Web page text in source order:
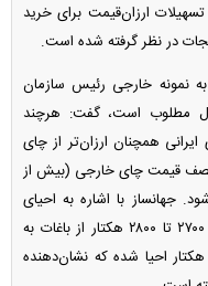
ارزان‌قیمت برای خرید
در نظر گرفته شده است.
خارجی رئیس سازمان
مطلوب است، گفت: هرچند
همچنان ارزان‌تر از چای
قیمت چای خارجی (بیش از
جهانساز با اشاره به احیای
باغات چای بیان کرد: در سال‌های اخیر حدود ۲۷۰۰ تا ۲۸۰۰ هکتار از باغات به
چرخه تولید بازگشته و امسال نیز ۷۰۰ تا ۸۰۰ هکتار احیا شده که نشان‌دهنده